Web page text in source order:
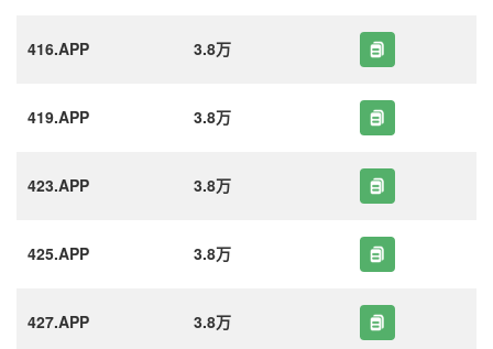
416.APP 3.8万
419.APP 3.8万
423.APP 3.8万
425.APP 3.8万
427.APP 3.8万